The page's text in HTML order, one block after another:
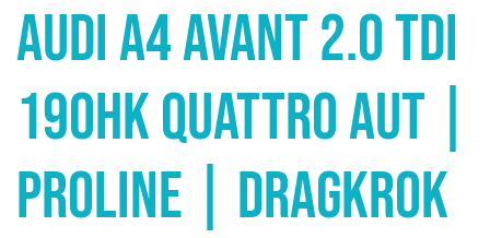
Audi A4 AVANT 2.0 TDI
190HK QUATTRO AUT |
PROLINE | DRAGKROK